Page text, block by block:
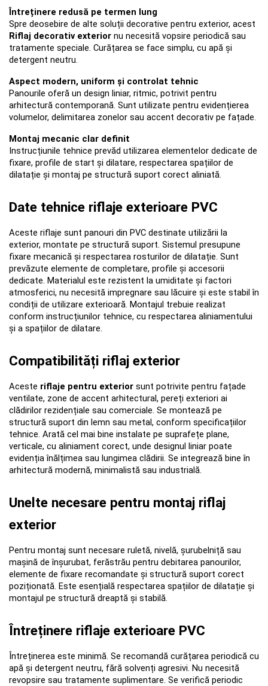
Întreținere redusă pe termen lung
Riflaj decorativ exterior nu necesită vopsire periodică sau
tratamente speciale. Curățarea se face simplu, cu apă și
detergent neutru.
Aspect modern, uniform și controlat tehnic
Panourile oferă un design liniar, ritmic, potrivit pentru
arhitectură contemporană. Sunt utilizate pentru evidențierea
volumelor, delimitarea zonelor sau accent decorativ pe fațade.
Montaj mecanic clar definit
Instrucțiunile tehnice prevăd utilizarea elementelor dedicate de
fixare, profile de start și dilatare, respectarea spațiilor de
dilatație și montaj pe structură suport corect aliniată.
Date tehnice riflaje exterioare PVC
Aceste riflaje sunt panouri din PVC destinate utilizării la
exterior, montate pe structură suport. Sistemul presupune
fixare mecanică și respectarea rosturilor de dilatație. Sunt
prevăzute elemente de completare, profile și accesorii
dedicate. Materialul este rezistent la umiditate și factori
atmosferici, nu necesită impregnare sau lăcuire și este stabil în
condiții de utilizare exterioară. Montajul trebuie realizat
conform instrucțiunilor tehnice, cu respectarea aliniamentului
și a spațiilor de dilatare.
Compatibilități riflaj exterior
Aceste riflaje pentru exterior sunt potrivite pentru fațade
ventilate, zone de accent arhitectural, pereți exteriori ai
clădirilor rezidențiale sau comerciale. Se montează pe
structură suport din lemn sau metal, conform specificațiilor
tehnice. Arată cel mai bine instalate pe suprafețe plane,
verticale, cu aliniament corect, unde designul liniar poate
evidenția înălțimea sau lungimea clădirii. Se integrează bine în
arhitectură modernă, minimalistă sau industrială.
Unelte necesare pentru montaj riflaj
exterior
Pentru montaj sunt necesare ruletă, nivelă, șurubelniță sau
mașină de înșurubat, ferăstrău pentru debitarea panourilor,
elemente de fixare recomandate și structură suport corect
poziționată. Este esențială respectarea spațiilor de dilatație și
montajul pe structură dreaptă și stabilă.
Întreținere riflaje exterioare PVC
Întreținerea este minimă. Se recomandă curățarea periodică cu
apă și detergent neutru, fără solvenți agresivi. Nu necesită
revopsire sau tratamente suplimentare. Se verifică periodic